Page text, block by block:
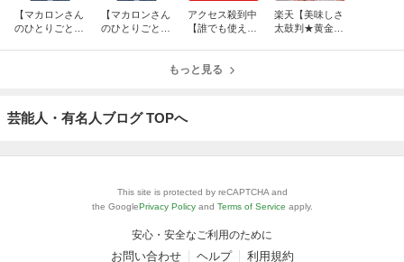
【マカロンさん
のひとりごと】
【マカロンさん
のひとりごと】
アクセス殺到中
【誰でも使える
要チェック！
楽天【美味しさ
太鼓判★黄金比
もっと見る
芸能人・有名人ブログ TOPへ
This site is protected by reCAPTCHA and
the GooglePrivacy Policy and Terms of Service apply.
安心・安全なご利用のために
お問い合わせ ヘルプ 利用規約